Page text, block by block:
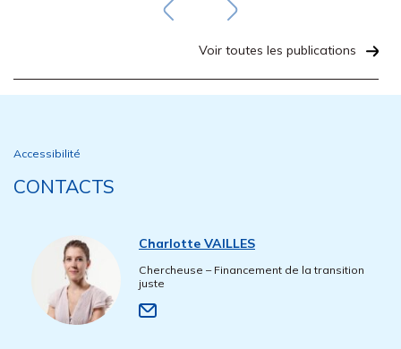
Voir toutes les publications
Accessibilité
CONTACTS
Charlotte VAILLES
Chercheuse – Financement de la transition
juste